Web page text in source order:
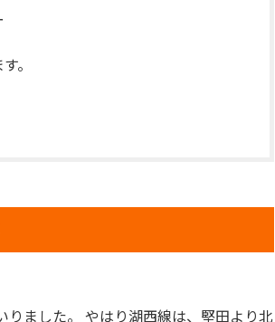
。
りました。 やはり湖西線は、堅田より北